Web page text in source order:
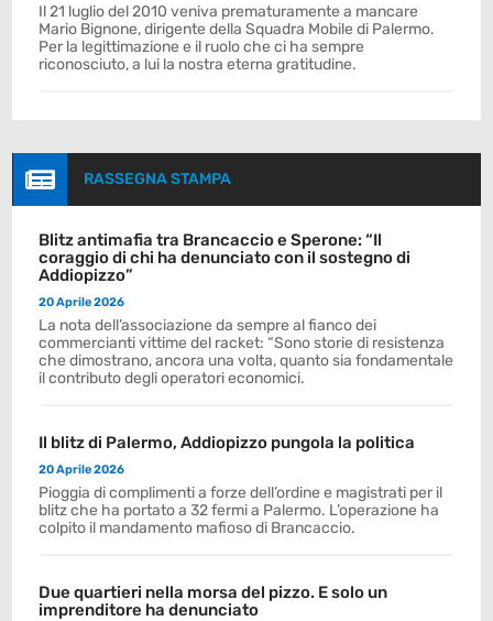
Il 21 luglio del 2010 veniva prematuramente a mancare
Mario Bignone, dirigente della Squadra Mobile di Palermo.
Per la legittimazione e il ruolo che ci ha sempre
riconosciuto, a lui la nostra eterna gratitudine.
 RASSEGNA STAMPA
Blitz antimafia tra Brancaccio e Sperone: “Il
coraggio di chi ha denunciato con il sostegno di
Addiopizzo”
20 Aprile 2026
La nota dell’associazione da sempre al fianco dei
commercianti vittime del racket: “Sono storie di resistenza
che dimostrano, ancora una volta, quanto sia fondamentale
il contributo degli operatori economici.
Il blitz di Palermo, Addiopizzo pungola la politica
20 Aprile 2026
Pioggia di complimenti a forze dell’ordine e magistrati per il
blitz che ha portato a 32 fermi a Palermo. L’operazione ha
colpito il mandamento mafioso di Brancaccio.
Due quartieri nella morsa del pizzo. E solo un
imprenditore ha denunciato